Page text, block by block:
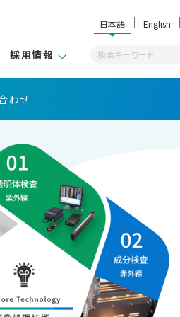
日本語 English
採用情報
わせ